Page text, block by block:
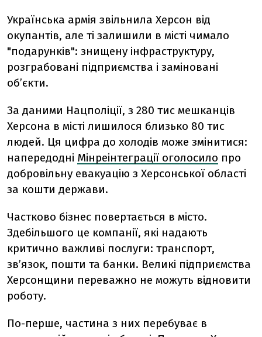
Українська армія звільнила Херсон від
окупантів, але ті залишили в місті чимало
"подарунків": знищену інфраструктуру,
розграбовані підприємства і заміновані
об’єкти.
За даними Нацполіції, з 280 тис мешканців
Херсона в місті лишилося близько 80 тис
людей. Ця цифра до холодів може змінитися:
напередодні Мінреінтеграції оголосило про
добровільну евакуацію з Херсонської області
за кошти держави.
Частково бізнес повертається в місто.
Здебільшого це компанії, які надають
критично важливі послуги: транспорт,
зв’язок, пошти та банки. Великі підприємства
Херсонщини переважно не можуть відновити
роботу.
По-перше, частина з них перебуває в